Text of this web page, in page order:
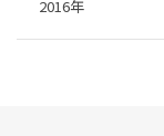
2016年